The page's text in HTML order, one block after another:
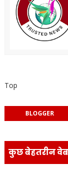
Top
BLOGGER
कुछ बेहतरीन